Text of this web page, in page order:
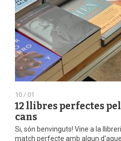
10 / 01
12 llibres perfectes
cans
Si, són benvinguts! Vine a la
match perfecte amb algun